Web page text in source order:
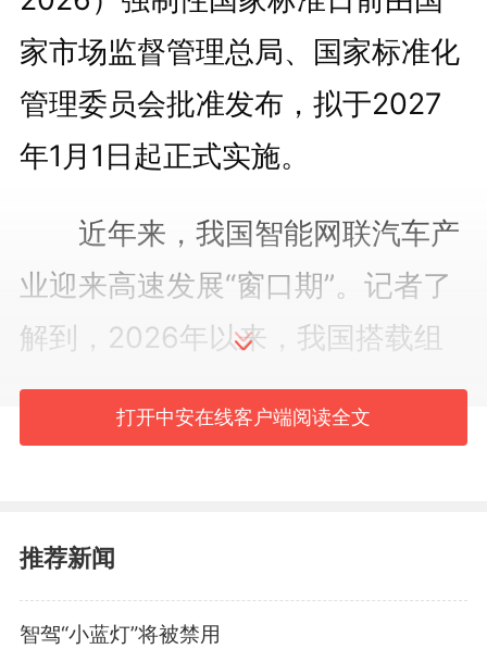
家市场监督管理总局、国家标准化
管理委员会批准发布，拟于2027
年1月1日起正式实施。
近年来，我国智能网联汽车产
业迎来高速发展“窗口期”。记者了
解到，2026年以来，我国搭载组
合驾驶辅助功能的乘用车新车市场
渗透率达到70%，其中，配备领航
率超过30%
此次发布的国家标准由工业和
打开中安在线客户端阅读全文
推荐新闻
智驾“小蓝灯”将被禁用